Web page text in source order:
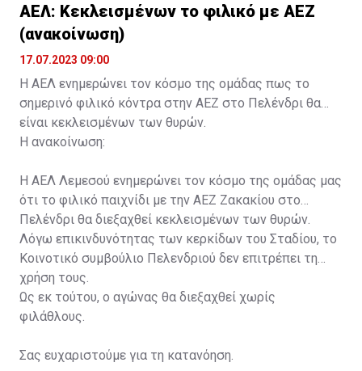
ΑΕΛ: Κεκλεισμένων το φιλικό με ΑΕΖ
(ανακοίνωση)
17.07.2023 09:00
Η ΑΕΛ ενημερώνει τον κόσμο της ομάδας πως το
σημερινό φιλικό κόντρα στην ΑΕΖ στο Πελένδρι θα
είναι κεκλεισμένων των θυρών.
Η ανακοίνωση:
Η ΑΕΛ Λεμεσού ενημερώνει τον κόσμο της ομάδας μας
ότι το φιλικό παιχνίδι με την ΑΕΖ Ζακακίου στο
Πελένδρι θα διεξαχθεί κεκλεισμένων των θυρών.
Λόγω επικινδυνότητας των κερκίδων του Σταδίου, το
Κοινοτικό συμβούλιο Πελενδριού δεν επιτρέπει τη
χρήση τους.
Ως εκ τούτου, ο αγώνας θα διεξαχθεί χωρίς
φιλάθλους.
Σας ευχαριστούμε για τη κατανόηση.